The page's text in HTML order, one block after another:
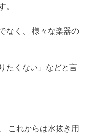
。
なく、 様々な楽器の
たくない」などと言
これからは水抜き用